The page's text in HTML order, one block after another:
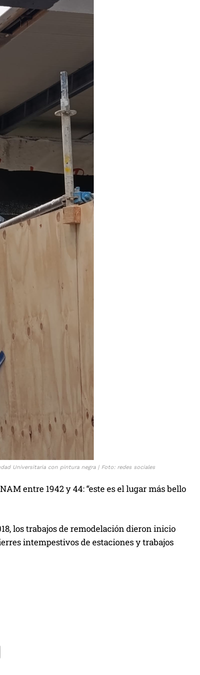
Universitaria con pintura negra | Foto: redes sociales
entre 1942 y 44: “este es el lugar más bello
los trabajos de remodelación dieron inicio
intempestivos de estaciones y trabajos